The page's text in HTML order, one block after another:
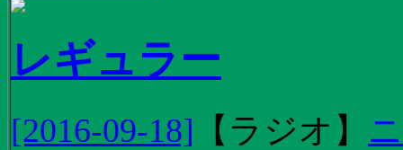
レギュラー
[2016-09-18] 【 ラジオ 】